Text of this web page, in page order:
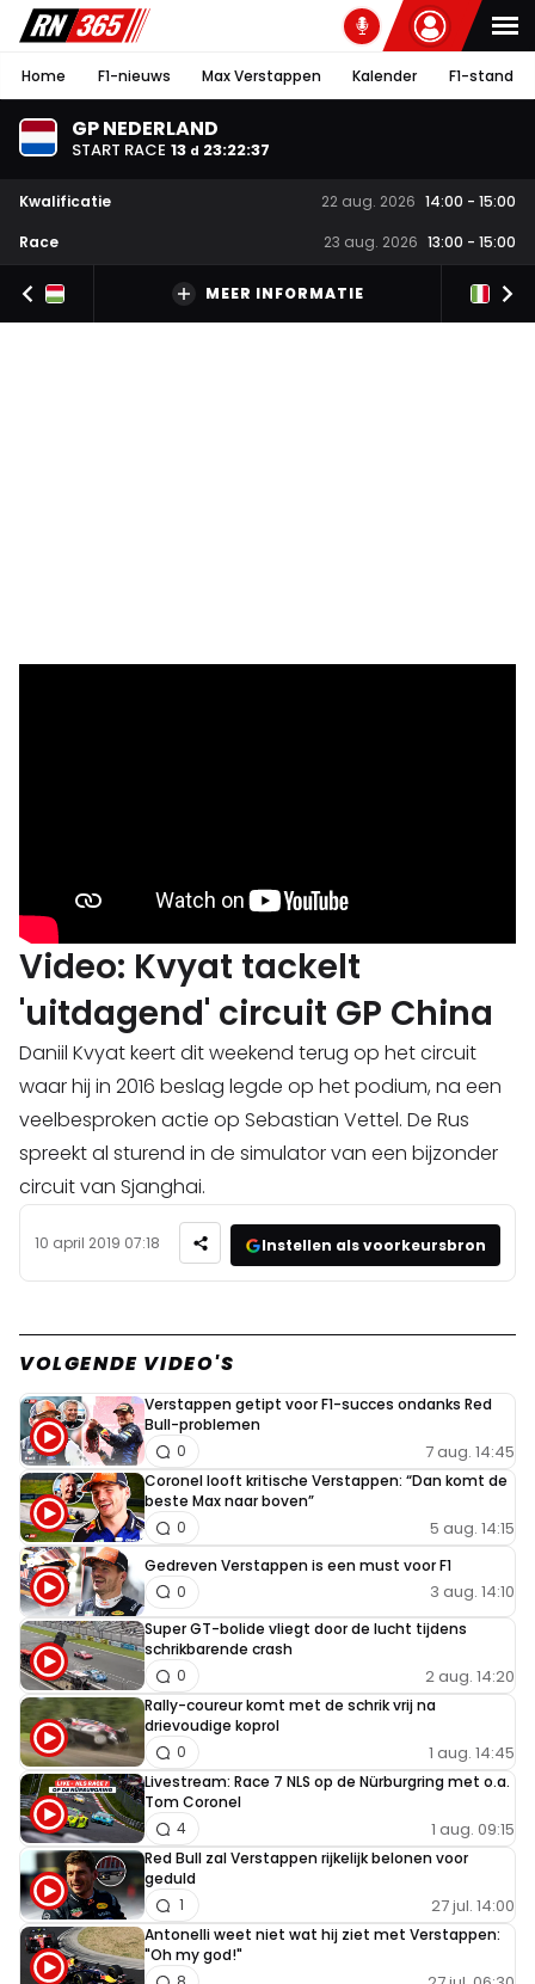
Home F1-nieuws Max Verstappen Kalender F1-stand
GP NEDERLAND
START RACE 13 d 23:22:36
Kwalificatie 22 aug. 2026 14:00 - 15:00
Race
23 aug. 2026 13:00 - 15:00
MEER INFORMATIE
Video: Kvyat tackelt
'uitdagend' circuit GP China
Daniil Kvyat keert dit weekend terug op het circuit
waar hij in 2016 beslag legde op het podium, na een
veelbesproken actie op Sebastian Vettel. De Rus
spreekt al sturend in de simulator van een bijzonder
circuit van Sjanghai.
10 april 2019 07:18 Instellen als voorkeursbron
VOLGENDE VIDEO'S
Verstappen getipt voor F1-succes ondanks Red
Bull-problemen
7 aug. 14:45
0
Coronel looft kritische Verstappen: “Dan komt de
beste Max naar boven”
5 aug. 14:15
0
Gedreven Verstappen is een must voor F1
3 aug. 14:10
0
Super GT-bolide vliegt door de lucht tijdens
schrikbarende crash
2 aug. 14:20
0
Rally-coureur komt met de schrik vrij na
drievoudige koprol
1 aug. 14:45
0
Livestream: Race 7 NLS op de Nürburgring met o.a.
Tom Coronel
1 aug. 09:15
4
Red Bull zal Verstappen rijkelijk belonen voor
geduld
27 jul. 14:00
1
Antonelli weet niet wat hij ziet met Verstappen:
"Oh my god!"